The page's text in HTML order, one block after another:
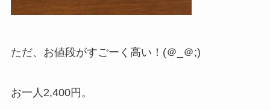
ただ、お値段がすごーく高い！(＠_＠;)
お一人2,400円。